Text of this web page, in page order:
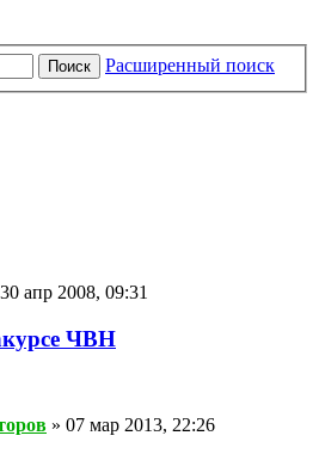
Поиск
Расширенный поиск
30 апр 2008, 09:31
ЧВН
» 07 мар 2013, 22:26